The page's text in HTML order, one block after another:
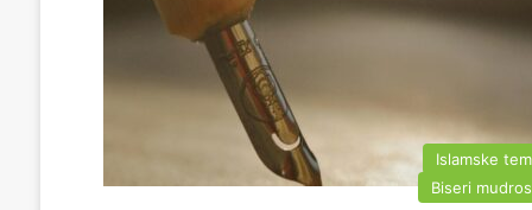
Islamske
Biseri